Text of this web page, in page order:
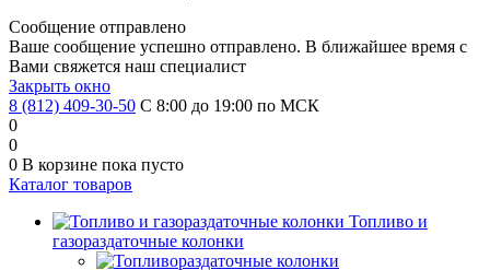
Сообщение отправлено
Ваше сообщение успешно отправлено. В ближайшее время с
Вами свяжется наш специалист
Закрыть окно
8 (812) 409-30-50 С 8:00 до 19:00 по МСК
0
0
0 В корзине пока пусто
Каталог товаров
Топливо и
газораздаточные колонки